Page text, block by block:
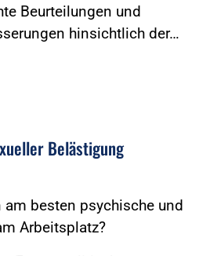
Beurteilungen und
hinsichtlich der…
Belästigung
besten psychische und
Arbeitsplatz?